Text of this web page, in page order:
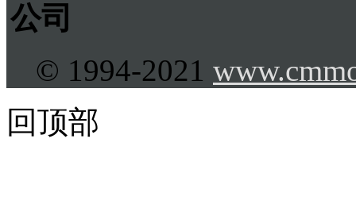
公司
© 1994-2021
回顶部